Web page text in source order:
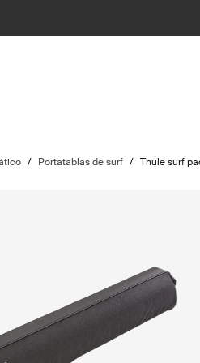
/ Portatablas de surf / Thule surf